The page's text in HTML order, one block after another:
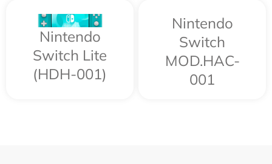
Nintendo
Switch Lite
(HDH-001)
Nintendo
Switch
MOD.HAC-
001